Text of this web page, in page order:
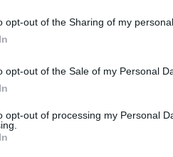
opt-out of the Sharing of my personal
opt-out of the Sale of my Personal
opt-out of processing my Personal
di Salis,